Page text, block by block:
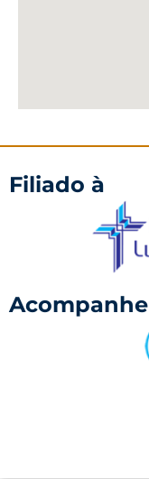
Filiado à
Acompanhe